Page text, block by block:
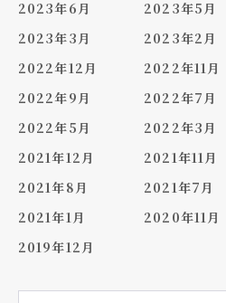
2023年6月
2023年5月
2023年3月
2023年2月
2022年12月
2022年11月
2022年9月
2022年7月
2022年5月
2022年3月
2021年12月
2021年11月
2021年8月
2021年7月
2021年1月
2020年11月
2019年12月